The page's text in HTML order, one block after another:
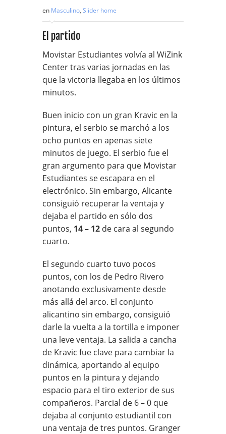
en Masculino, Slider home
El partido
Movistar Estudiantes volvía al WiZink
Center tras varias jornadas en las
que la victoria llegaba en los últimos
minutos.
Buen inicio con un gran Kravic en la
pintura, el serbio se marchó a los
ocho puntos en apenas siete
minutos de juego. El serbio fue el
gran argumento para que Movistar
Estudiantes se escapara en el
electrónico. Sin embargo, Alicante
consiguió recuperar la ventaja y
dejaba el partido en sólo dos
puntos, 14 – 12 de cara al segundo
cuarto.
El segundo cuarto tuvo pocos
puntos, con los de Pedro Rivero
anotando exclusivamente desde
más allá del arco. El conjunto
alicantino sin embargo, consiguió
darle la vuelta a la tortilla e imponer
una leve ventaja. La salida a cancha
de Kravic fue clave para cambiar la
dinámica, aportando al equipo
puntos en la pintura y dejando
espacio para el tiro exterior de sus
compañeros. Parcial de 6 – 0 que
dejaba al conjunto estudiantil con
una ventaja de tres puntos. Granger